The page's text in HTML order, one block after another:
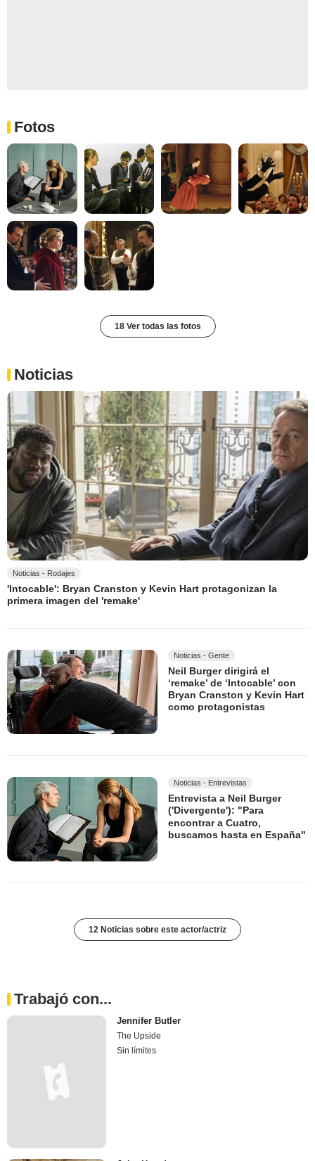
Fotos
18 Ver todas las fotos
Noticias
Noticias - Rodajes
'Intocable': Bryan Cranston y Kevin Hart protagonizan la
primera imagen del 'remake'
Noticias - Gente
Neil Burger dirigirá el
‘remake’ de ‘Intocable’ con
Bryan Cranston y Kevin Hart
como protagonistas
Noticias - Entrevistas
Entrevista a Neil Burger
('Divergente'): "Para
encontrar a Cuatro,
buscamos hasta en España"
12 Noticias sobre este actor/actriz
Trabajó con...
Jennifer Butler
The Upside
Sin límites